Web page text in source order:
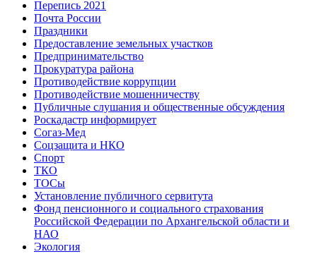
Перепись 2021
Почта России
Праздники
Предоставление земельных участков
Предпринимательство
Прокуратура района
Противодействие коррупции
Противодействие мошенничеству
Публичные слушания и общественные обсуждения
Роскадастр информирует
Согаз-Мед
Соцзащита и НКО
Спорт
ТКО
ТОСы
Установление публичного сервитута
Фонд пенсионного и социального страхования
Российской Федерации по Архангельской области и
НАО
Экология